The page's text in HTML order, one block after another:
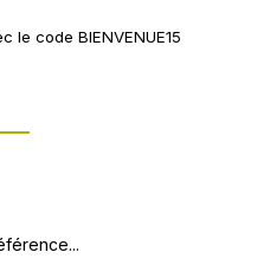
le code BIENVENUE15